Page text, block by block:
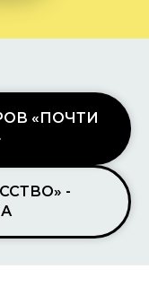
«ПОЧТИ
-